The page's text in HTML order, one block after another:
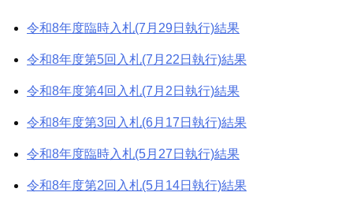
ョ
ン
令和8年度臨時入札(7月29日執行)結果
令和8年度第5回入札(7月22日執行)結果
令和8年度第4回入札(7月2日執行)結果
令和8年度第3回入札(6月17日執行)結果
令和8年度臨時入札(5月27日執行)結果
令和8年度第2回入札(5月14日執行)結果